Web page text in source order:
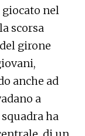
giocato nel
scorsa
girone
anche ad
a
ha